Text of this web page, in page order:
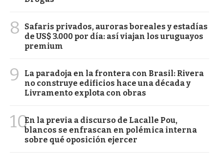
8
Safaris privados, auroras boreales y estadías
de US$ 3.000 por día: así viajan los uruguayos
premium
9
La paradoja en la frontera con Brasil: Rivera
no construye edificios hace una década y
Livramento explota con obras
10En la previa a discurso de Lacalle Pou,
blancos se enfrascan en polémica interna
sobre qué oposición ejercer